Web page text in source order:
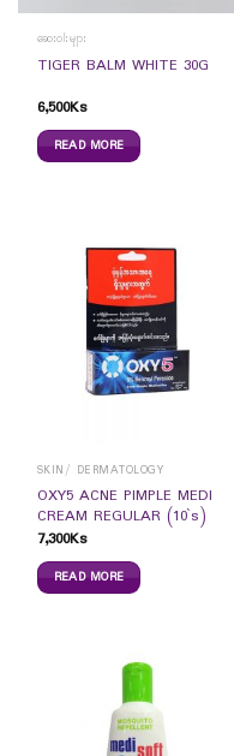
ဆေးဝါးများ
TIGER BALM WHITE 30G
6,500Ks
READ MORE
SKIN/ DERMATOLOGY
OXY5 ACNE PIMPLE MEDI
CREAM REGULAR (10`s)
7,300Ks
READ MORE